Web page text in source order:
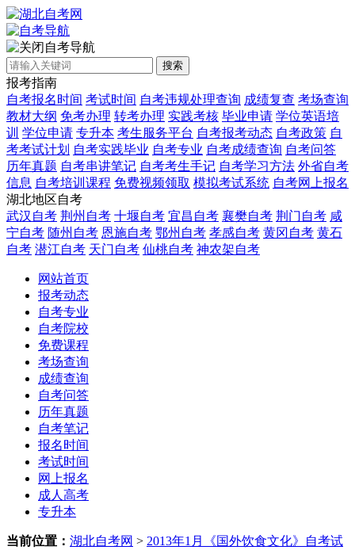
自考导航
搜索
报考指南
自考报名时间 考试时间 自考违规处理查询 成绩复查 考场查询
教材大纲 免考办理 转考办理 实践考核 毕业申请 学位英语培
训 学位申请 专升本 考生服务平台 自考报考动态 自考政策 自
考考试计划 自考实践毕业 自考专业 自考成绩查询 自考问答
历年真题 自考串讲笔记 自考考生手记 自考学习方法 外省自考
信息 自考培训课程 免费视频领取 模拟考试系统 自考网上报名
湖北地区自考
武汉自考 荆州自考 十堰自考 宜昌自考 襄樊自考 荆门自考 咸
宁自考 随州自考 恩施自考 鄂州自考 孝感自考 黄冈自考 黄石
自考 潜江自考 天门自考 仙桃自考 神农架自考
网站首页
报考动态
自考专业
自考院校
免费课程
考场查询
成绩查询
自考问答
历年真题
自考笔记
报名时间
考试时间
网上报名
成人高考
专升本
当前位置： 湖北自考网 > 2013年1月《国外饮食文化》自考试